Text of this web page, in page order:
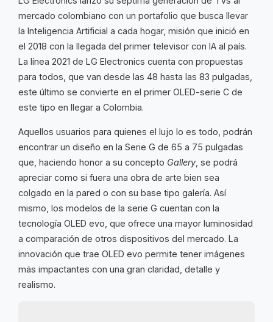
mercado colombiano con un portafolio que busca llevar
la Inteligencia Artificial a cada hogar, misión que inició en
el 2018 con la llegada del primer televisor con IA al país.
La línea 2021 de LG Electronics cuenta con propuestas
para todos, que van desde las 48 hasta las 83 pulgadas,
este último se convierte en el primer OLED-serie C de
este tipo en llegar a Colombia.
Aquellos usuarios para quienes el lujo lo es todo, podrán
encontrar un diseño en la Serie G de 65 a 75 pulgadas
que, haciendo honor a su concepto Gallery, se podrá
apreciar como si fuera una obra de arte bien sea
colgado en la pared o con su base tipo galería. Así
mismo, los modelos de la serie G cuentan con la
tecnología OLED evo, que ofrece una mayor luminosidad
a comparación de otros dispositivos del mercado. La
innovación que trae OLED evo permite tener imágenes
más impactantes con una gran claridad, detalle y
realismo.